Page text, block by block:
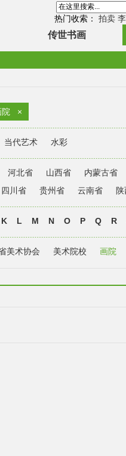
热门收索： 拍卖
传世书画
×
当代艺术 水彩
河北省 山西省 内蒙古省
四川省 贵州省 云南省
K L M N O P Q R
美术协会 美术院校 画院